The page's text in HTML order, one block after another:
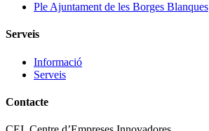
Ple Ajuntament de les Borges Blanques
Serveis
Informació
Serveis
Contacte